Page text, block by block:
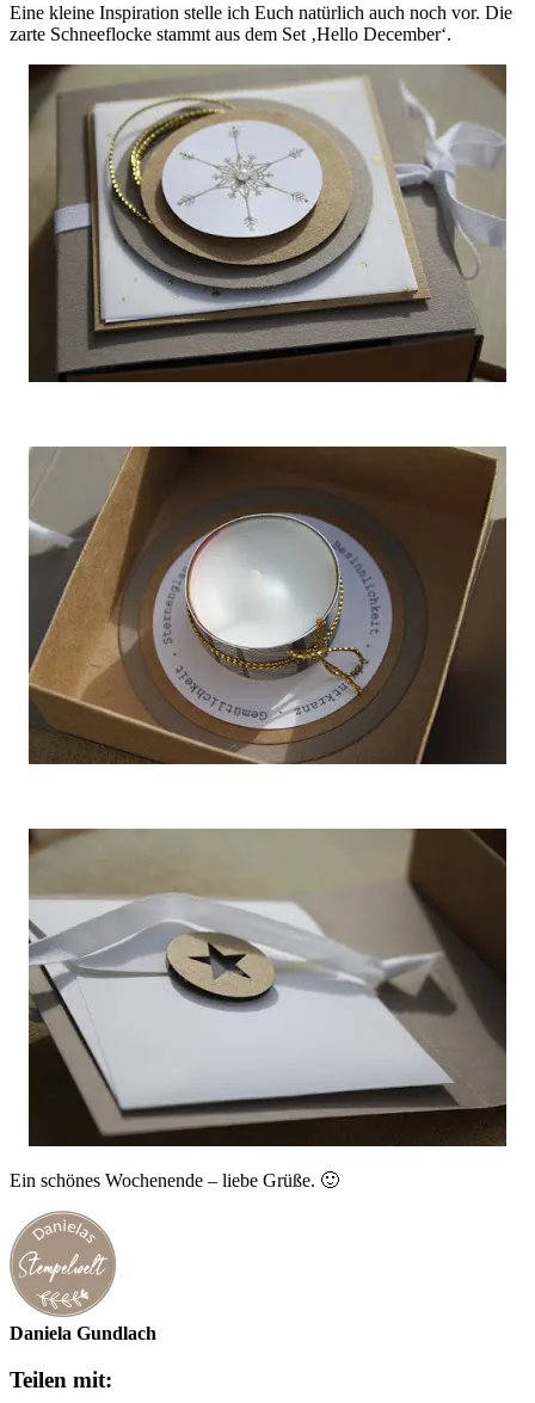
Eine kleine Inspiration stelle ich Euch natürlich auch noch vor. Die
zarte Schneeflocke stammt aus dem Set ‚Hello December‘.
Ein schönes Wochenende – liebe Grüße. 🙂
Daniela Gundlach
Teilen mit: